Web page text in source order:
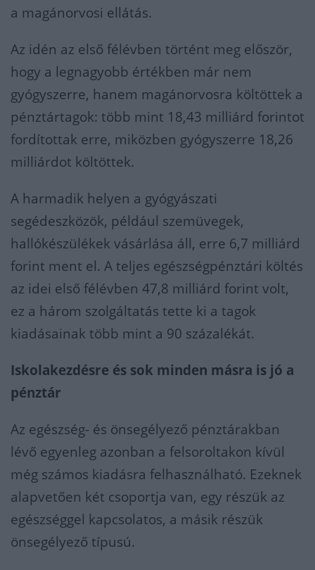
a magánorvosi ellátás.
Az idén az első félévben történt meg először,
hogy a legnagyobb értékben már nem
gyógyszerre, hanem magánorvosra költöttek a
pénztártagok: több mint 18,43 milliárd forintot
fordítottak erre, miközben gyógyszerre 18,26
milliárdot költöttek.
A harmadik helyen a gyógyászati
segédeszközök, például szemüvegek,
hallókészülékek vásárlása áll, erre 6,7 milliárd
forint ment el. A teljes egészségpénztári költés
az idei első félévben 47,8 milliárd forint volt,
ez a három szolgáltatás tette ki a tagok
kiadásainak több mint a 90 százalékát.
Iskolakezdésre és sok minden másra is jó a
pénztár
Az egészség- és önsegélyező pénztárakban
lévő egyenleg azonban a felsoroltakon kívül
még számos kiadásra felhasználható. Ezeknek
alapvetően két csoportja van, egy részük az
egészséggel kapcsolatos, a másik részük
önsegélyező típusú.